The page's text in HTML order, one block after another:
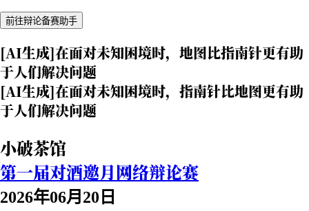
前往辩论备赛助手
[AI生成]在面对未知困境时，地图比指南针更有助
于人们解决问题
[AI生成]在面对未知困境时，指南针比地图更有助
于人们解决问题
小破茶馆
第一届对酒邀月网络辩论赛
2026年06月20日